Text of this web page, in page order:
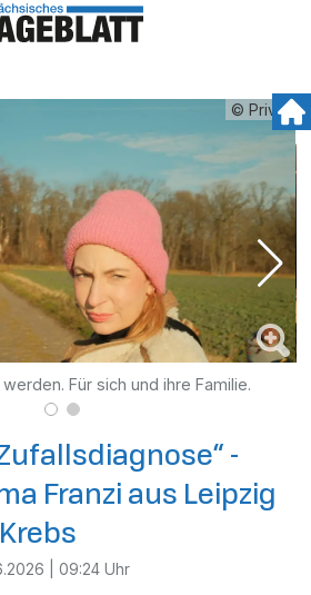
© Privat
Für sich und ihre Familie.
-
Franzi aus Leipzig
| 09:24 Uhr